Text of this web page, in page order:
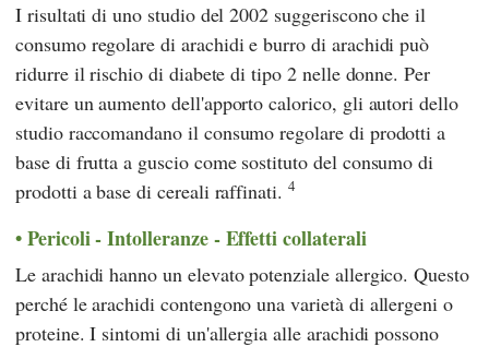
I risultati di uno studio del 2002 suggeriscono che il
consumo regolare di arachidi e burro di arachidi può
ridurre il rischio di diabete di tipo 2 nelle donne. Per
evitare un aumento dell'apporto calorico, gli autori dello
studio raccomandano il consumo regolare di prodotti a
base di frutta a guscio come sostituto del consumo di
prodotti a base di cereali raffinati. 4
Pericoli - Intolleranze - Effetti collaterali
Le arachidi hanno un elevato potenziale allergico. Questo
perché le arachidi contengono una varietà di allergeni o
proteine. I sintomi di un'allergia alle arachidi possono